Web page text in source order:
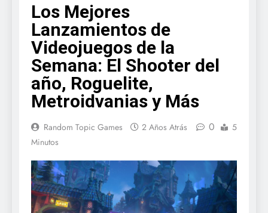
Los Mejores
Lanzamientos de
Videojuegos de la
Semana: El Shooter del
año, Roguelite,
Metroidvanias y Más
Random Topic Games 2 Años Atrás 0
5
Minutos